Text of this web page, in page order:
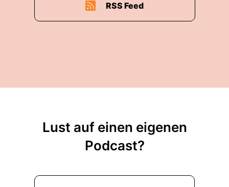
RSS Feed
Lust auf einen eigenen
Podcast?